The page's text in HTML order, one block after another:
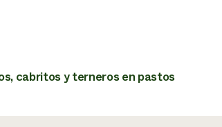
cabritos y terneros en pastos